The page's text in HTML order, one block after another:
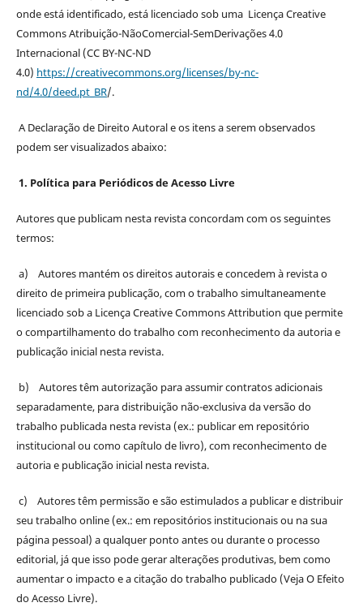
onde está identificado, está licenciado sob uma Licença Creative
Commons Atribuição-NãoComercial-SemDerivações 4.0
Internacional (CC BY-NC-ND
4.0) https://creativecommons.org/licenses/by-nc-
nd/4.0/deed.pt_BR/.
A Declaração de Direito Autoral e os itens a serem observados
podem ser visualizados abaixo:
1. Política para Periódicos de Acesso Livre
Autores que publicam nesta revista concordam com os seguintes
termos:
a) Autores mantém os direitos autorais e concedem à revista o
direito de primeira publicação, com o trabalho simultaneamente
licenciado sob a Licença Creative Commons Attribution que permite
o compartilhamento do trabalho com reconhecimento da autoria e
publicação inicial nesta revista.
b) Autores têm autorização para assumir contratos adicionais
separadamente, para distribuição não-exclusiva da versão do
trabalho publicada nesta revista (ex.: publicar em repositório
institucional ou como capítulo de livro), com reconhecimento de
autoria e publicação inicial nesta revista.
c) Autores têm permissão e são estimulados a publicar e distribuir
seu trabalho online (ex.: em repositórios institucionais ou na sua
página pessoal) a qualquer ponto antes ou durante o processo
editorial, já que isso pode gerar alterações produtivas, bem como
aumentar o impacto e a citação do trabalho publicado (Veja O Efeito
do Acesso Livre).